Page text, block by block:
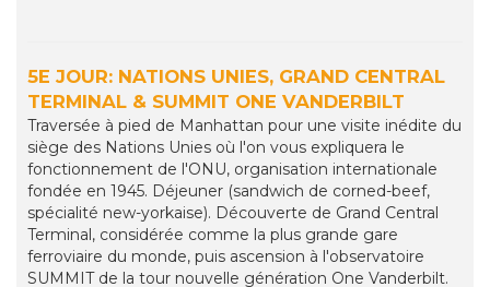
5E JOUR: NATIONS UNIES, GRAND CENTRAL
TERMINAL & SUMMIT ONE VANDERBILT
Traversée à pied de Manhattan pour une visite inédite du
siège des Nations Unies où l'on vous expliquera le
fonctionnement de l'ONU, organisation internationale
fondée en 1945. Déjeuner (sandwich de corned-beef,
spécialité new-yorkaise). Découverte de Grand Central
Terminal, considérée comme la plus grande gare
ferroviaire du monde, puis ascension à l'observatoire
SUMMIT de la tour nouvelle génération One Vanderbilt.